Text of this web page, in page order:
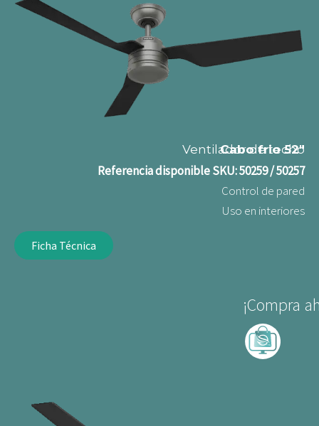
Ventilador de techo
Cabo frio 52"
Referencia disponibleSKU: 50259 / 50257
Control de pared
Uso en interiores
Ficha Técnica
¡Compra